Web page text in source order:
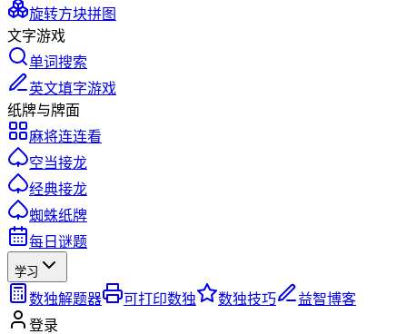
旋转方块拼图
文字游戏
单词搜索
英文填字游戏
纸牌与牌面
麻将连连看
空当接龙
经典接龙
蜘蛛纸牌
每日谜题
学习
数独解题器 可打印数独 数独技巧
益智博客
登录